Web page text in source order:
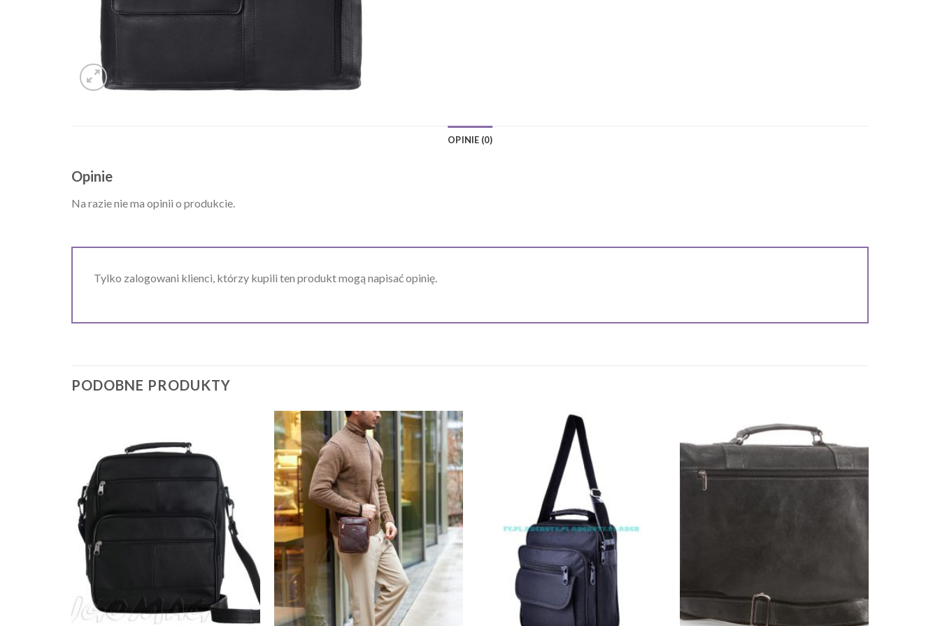
OPINIE (0)
Opinie
Na razie nie ma opinii o produkcie.
Tylko zalogowani klienci, którzy kupili ten produkt mogą napisać opinię.
PODOBNE PRODUKTY